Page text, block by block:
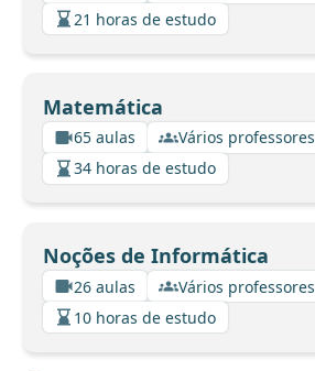
21 horas de estudo
Matemática
65 aulas
Vários professores
34 horas de estudo
Noções de Informática
26 aulas
Vários professores
10 horas de estudo